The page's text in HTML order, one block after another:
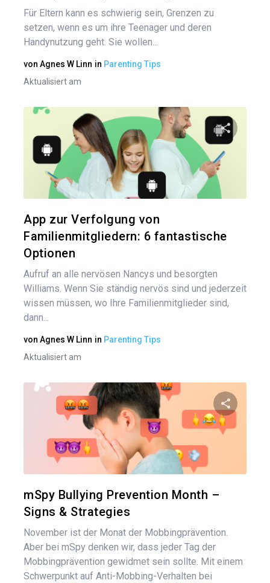
Für Eltern kann es schwierig sein, Grenzen zu
setzen, wenn es um ihre Teenager und deren
Handynutzung geht. Sie wollen...
von Agnes W Linn in Parenting Tips
Aktualisiert am
Diesen
App zur Verfolgung von
Familienmitgliedern: 6 fantastische
Optionen
Aufruf an alle nervösen Nancys und besorgten
Williams. Wenn Sie ständig nervös sind und jederzeit
wissen müssen, wo Ihre Familienmitglieder sind,
dann...
von Agnes W Linn in Parenting Tips
Aktualisiert am
Diesen
mSpy Bullying Prevention Month –
Signs & Strategies
November ist der Monat der Mobbingprävention.
Aber bei mSpy denken wir, dass jeder Tag der
Mobbingprävention gewidmet sein sollte. Mit einem
Schwerpunkt auf Anti-Mobbing-Verhalten bei